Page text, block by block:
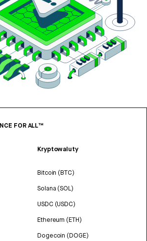
FOR ALL™
Kryptowaluty
Bitcoin (BTC)
Solana (SOL)
USDC (USDC)
Ethereum (ETH)
Dogecoin (DOGE)